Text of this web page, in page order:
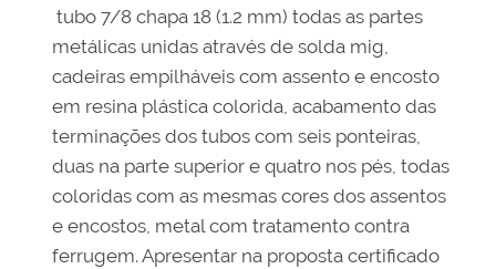
tubo 7/8 chapa 18 (1.2 mm) todas as partes
metálicas unidas através de solda mig,
cadeiras empilháveis com assento e encosto
em resina plástica colorida, acabamento das
terminações dos tubos com seis ponteiras,
duas na parte superior e quatro nos pés, todas
coloridas com as mesmas cores dos assentos
e encostos, metal com tratamento contra
ferrugem. Apresentar na proposta certificado